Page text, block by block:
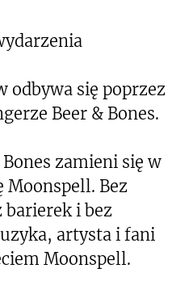
odbywa się poprzez
Beer & Bones.
zamieni się w
Moonspell. Bez
barierek i bez
artysta i fani
Moonspell.